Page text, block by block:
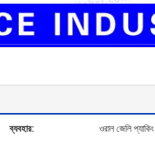
ব্যবহার: ওরাল জেলি প্যাকিং